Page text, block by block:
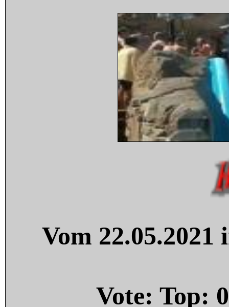
Vom
Vote: Top: 0